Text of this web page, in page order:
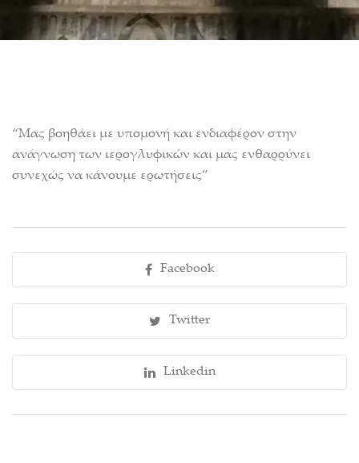
“Μας βοηθάει με υπομονή και ενδιαφέρον στην
ανάγνωση των ιερογλυφικών και μας ενθαρρύνει
συνεχώς να κάνουμε ερωτήσεις”
Facebook
Twitter
Linkedin